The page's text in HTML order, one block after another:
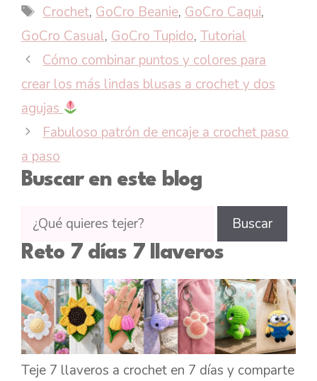
Etiquetas
Crochet, GoCro Beanie, GoCro Caqui,
GoCro Casual, GoCro Tupido, Tutorial
Cómo combinar puntos y colores para
crear los más lindas blusas a crochet y dos
agujas
Fabuloso patrón de encaje a crochet paso
a paso
Buscar en este blog
Buscar
tutoriales
en
CTejidas
Buscar
Reto 7 días 7 llaveros
Teje 7 llaveros a crochet en 7 días y comparte